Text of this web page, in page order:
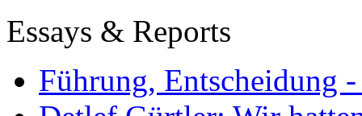
Essays & Reports
Führung, Entscheidung